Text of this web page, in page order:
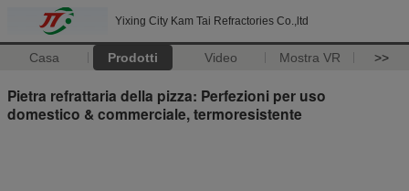
Yixing City Kam Tai Refractories Co.,ltd
Casa Prodotti Video Mostra VR >>
Pietra refrattaria della pizza: Perfezioni per uso
domestico & commerciale, termoresistente